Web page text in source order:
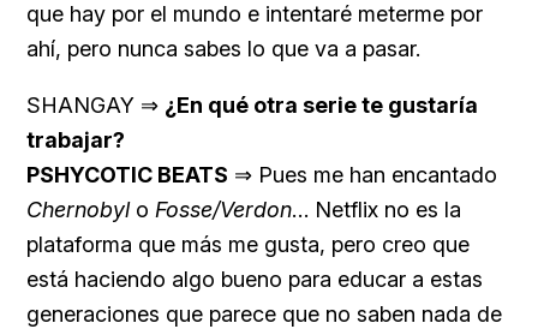
que hay por el mundo e intentaré meterme por
ahí, pero nunca sabes lo que va a pasar.
SHANGAY ⇒ ¿En qué otra serie te gustaría
trabajar?
PSHYCOTIC BEATS ⇒ Pues me han encantado
Chernobyl o Fosse/Verdon… Netflix no es la
plataforma que más me gusta, pero creo que
está haciendo algo bueno para educar a estas
generaciones que parece que no saben nada de